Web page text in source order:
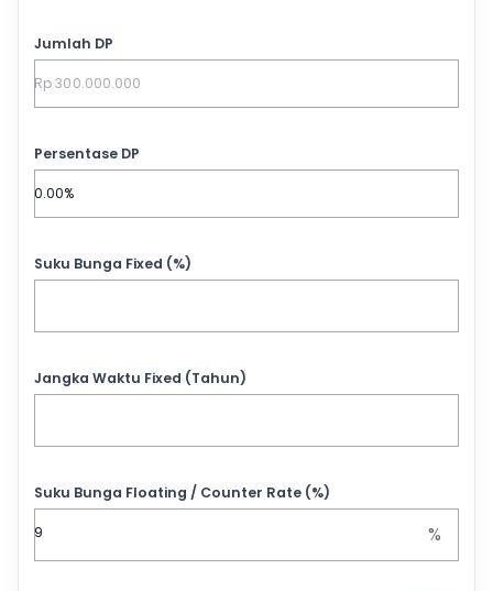
Jumlah DP
Persentase DP
Suku Bunga Fixed (%)
Jangka Waktu Fixed (Tahun)
Suku Bunga Floating / Counter Rate (%)
%